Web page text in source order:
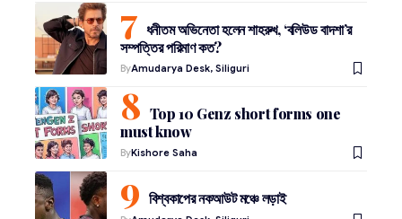
ধনীতম অভিনেতা হলেন শাহরুখ, ‘বলিউড বাদশা’র
সম্পত্তির পরিমাণ কত?
ByAmudarya Desk, Siliguri
Top 10 Genz short forms one
must know
ByKishore Saha
বিশ্বকাপের নকআউট মঞ্চে লড়াই